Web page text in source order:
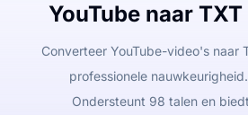
YouTube naar
Converteer YouTube-video's naar
professionele
Ondersteunt 98 talen en